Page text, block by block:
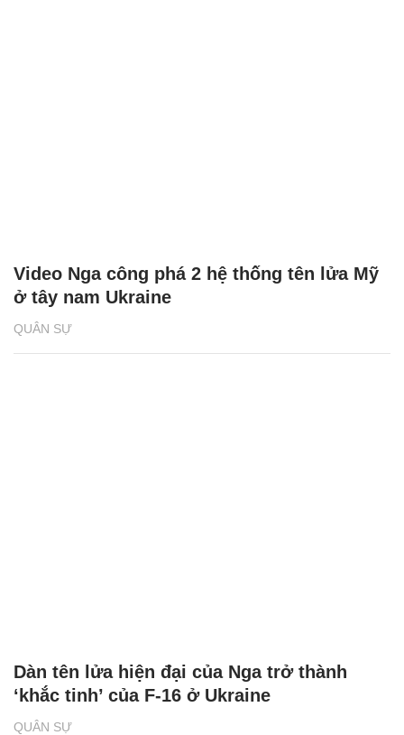
QUÂN SỰ
Video Nga công phá 2 hệ thống tên lửa Mỹ
ở tây nam Ukraine
QUÂN SỰ
Dàn tên lửa hiện đại của Nga trở thành
‘khắc tinh’ của F-16 ở Ukraine